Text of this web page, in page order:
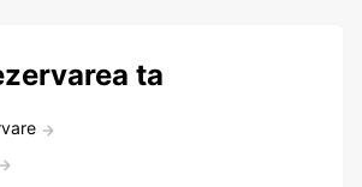
ta